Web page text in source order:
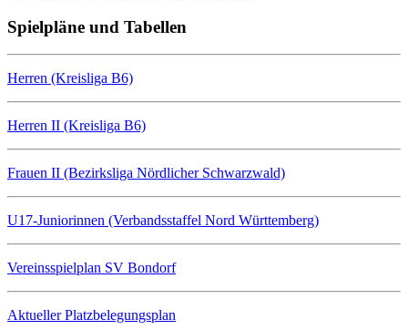
Spielpläne und Tabellen
Herren (Kreisliga B6)
Herren II (Kreisliga B6)
Frauen II (Bezirksliga Nördlicher Schwarzwald)
U17-Juniorinnen (Verbandsstaffel Nord Württemberg)
Vereinsspielplan SV Bondorf
Aktueller Platzbelegungsplan